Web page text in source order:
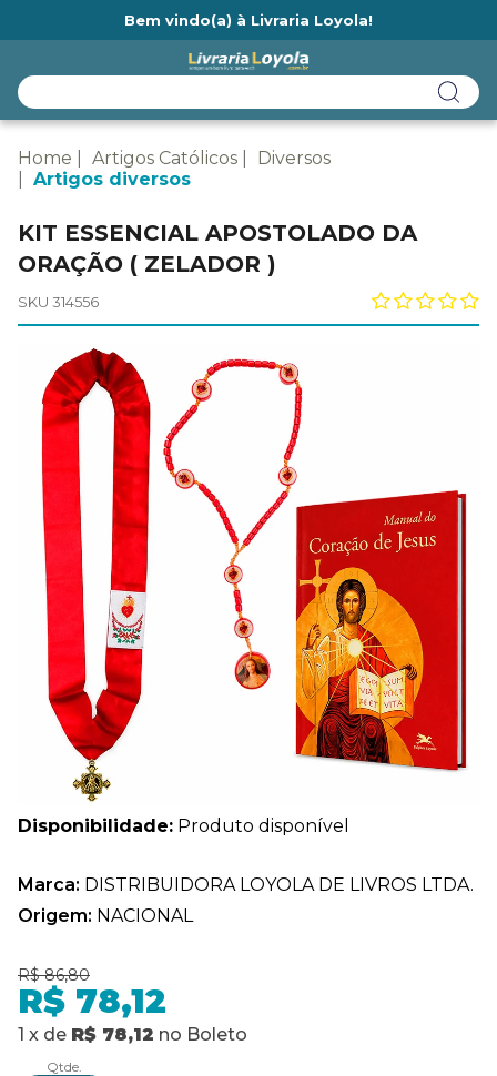
Bem vindo(a) à Livraria Loyola!
Home Artigos Católicos
Diversos
Artigos diversos
KIT ESSENCIAL APOSTOLADO DA
ORAÇÃO ( ZELADOR )
SKU 314556
Disponibilidade: Produto disponível
Marca: DISTRIBUIDORA LOYOLA DE LIVROS LTDA.
Origem: NACIONAL
R$ 86,80
R$ 78,12
1 x de R$ 78,12 no Boleto
Qtde.